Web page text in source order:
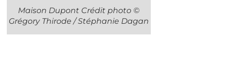
Maison Dupont Crédit photo ©
Grégory Thirode / Stéphanie Dagan